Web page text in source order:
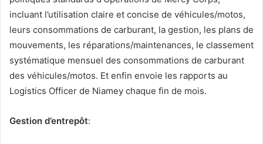
incluant l’utilisation claire et concise de véhicules/motos,
leurs consommations de carburant, la gestion, les plans de
mouvements, les réparations/maintenances, le classement
systématique mensuel des consommations de carburant
des véhicules/motos. Et enfin envoie les rapports au
Logistics Officer de Niamey chaque fin de mois.
Gestion d’entrepôt: